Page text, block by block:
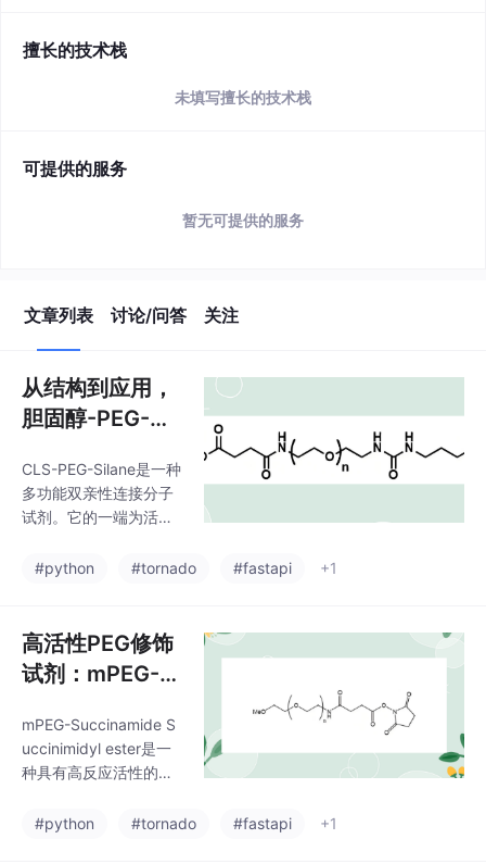
擅长的技术栈
未填写擅长的技术栈
可提供的服务
暂无可提供的服务
文章列表 讨论/问答 关注
从结构到应用，
胆固醇-PEG-三
S-PEG-Silane
试剂的关键价值
CLS-PEG-Silane是一种
多功能双亲性连接分子
试剂。它的一端为活性
酯，CLS），另一端为
链连接。
#python #tornado #fastapi +1
高活性PEG修饰
试剂：mPEG-S
uccinamide Su
ccinimidyl este
mPEG-Succinamide S
uccinimidyl ester是一
种具有高反应活性的聚
剂。
#python #tornado #fastapi +1